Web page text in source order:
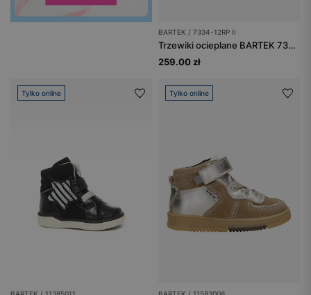
BARTEK / 7334-12RP II
Trzewiki ocieplane BARTEK 7334-12RP II, dla dziewcząt, czarno-złoty
259.00 zł
Tylko online Tylko online